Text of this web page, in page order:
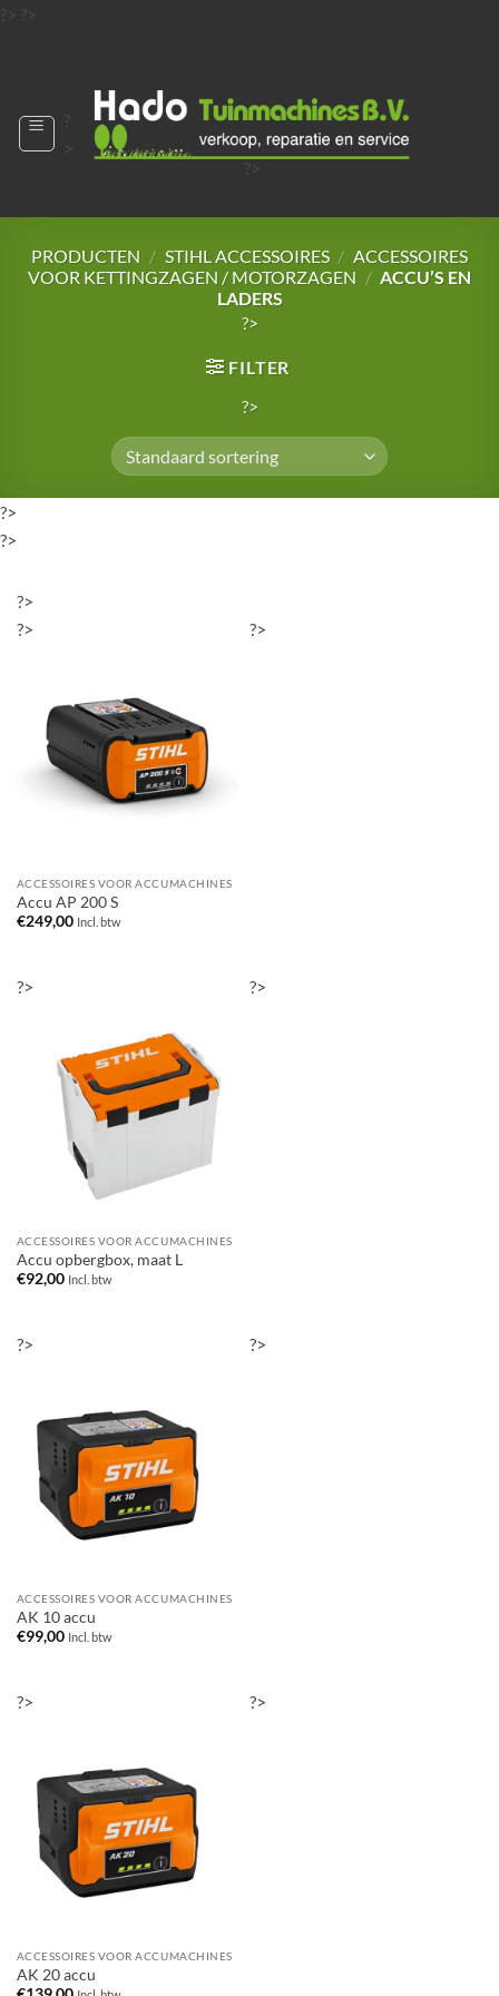
?> ?>
?>
?
PRODUCTEN / STIHL ACCESSOIRES / ACCESSOIRES
VOOR KETTINGZAGEN / MOTORZAGEN / ACCU’S EN
LADERS
?>
FILTER
?>
?>
?>
?>
?>
ACCESSOIRES VOOR ACCUMACHINES
Accu AP 200 S
€249,00 Incl. btw
?>
?>
ACCESSOIRES VOOR ACCUMACHINES
Accu opbergbox, maat L
€92,00 Incl. btw
?>
?>
ACCESSOIRES VOOR ACCUMACHINES
AK 10 accu
€99,00 Incl. btw
?>
?>
ACCESSOIRES VOOR ACCUMACHINES
AK 20 accu
?>